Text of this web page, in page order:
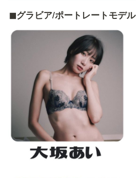
◼︎グラビア/ポートレートモデル